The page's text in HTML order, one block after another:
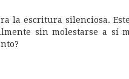
la escritura silenciosa.
sin molestarse a